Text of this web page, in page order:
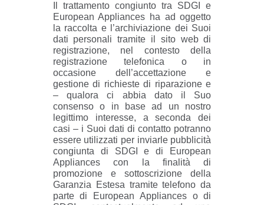
Il trattamento congiunto tra SDGI e
European Appliances ha ad oggetto
la raccolta e l’archiviazione dei Suoi
dati personali tramite il sito web di
registrazione, nel contesto della
registrazione telefonica o in
occasione dell’accettazione e
gestione di richieste di riparazione e
– qualora ci abbia dato il Suo
consenso o in base ad un nostro
legittimo interesse, a seconda dei
casi – i Suoi dati di contatto potranno
essere utilizzati per inviarle pubblicità
congiunta di SDGI e di European
Appliances con la finalità di
promozione e sottoscrizione della
Garanzia Estesa tramite telefono da
parte di European Appliances o di